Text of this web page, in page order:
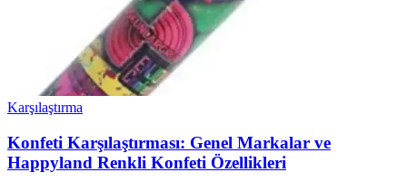
Karşılaştırma
Konfeti Karşılaştırması: Genel Markalar ve
Happyland Renkli Konfeti Özellikleri